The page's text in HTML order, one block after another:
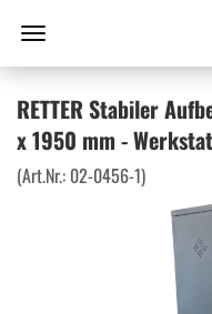
RETTER Stabiler
x 1950 mm -
(Art.Nr.: 02-0456-1)